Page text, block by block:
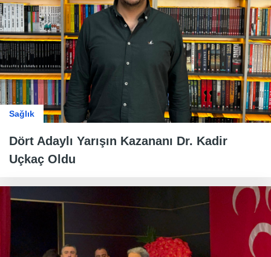
Sağlık
Dört Adaylı Yarışın Kazananı Dr. Kadir
Uçkaç Oldu